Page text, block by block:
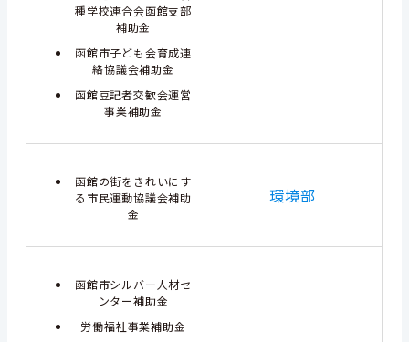
種学校連合会函館支部
補助金
函館市子ども会育成連
絡協議会補助金
函館豆記者交歓会運営
事業補助金
函館の街をきれいにす
る市民運動協議会補助
金
環境部
函館市シルバー人材セ
ンター補助金
労働福祉事業補助金